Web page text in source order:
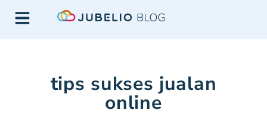
tips sukses jualan
online